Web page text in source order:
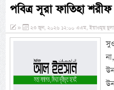
পবিত্র সূরা ফাতিহা
» ২৩ জুন, ২০২৬ ১২:০০ এএম, ইয়াওমুছ